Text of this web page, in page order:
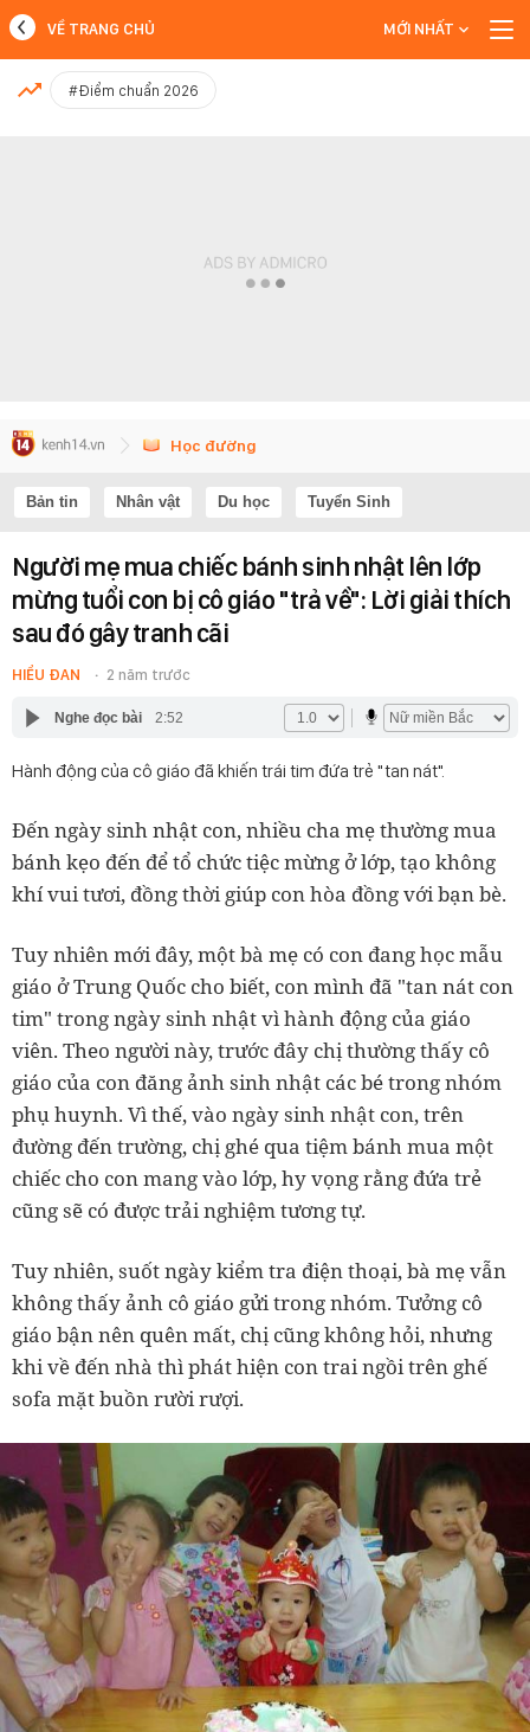
MỚI NHẤT
VỀ TRANG CHỦ MỚI NHẤT
#Điểm chuẩn 2026
Học đường
Bản tin Nhân vật Du học Tuyển Sinh
Người mẹ mua chiếc bánh sinh nhật lên lớp
mừng tuổi con bị cô giáo "trả về": Lời giải thích
sau đó gây tranh cãi
HIỂU ĐAN 2 năm trước
Nghe đọc bài 2:52
Hành động của cô giáo đã khiến trái tim đứa trẻ "tan nát".
Đến ngày sinh nhật con, nhiều cha mẹ thường mua
bánh kẹo đến để tổ chức tiệc mừng ở lớp, tạo không
khí vui tươi, đồng thời giúp con hòa đồng với bạn bè.
Tuy nhiên mới đây, một bà mẹ có con đang học mẫu
giáo ở Trung Quốc cho biết, con mình đã "tan nát con
tim" trong ngày sinh nhật vì hành động của giáo
viên. Theo người này, trước đây chị thường thấy cô
giáo của con đăng ảnh sinh nhật các bé trong nhóm
phụ huynh. Vì thế, vào ngày sinh nhật con, trên
đường đến trường, chị ghé qua tiệm bánh mua một
chiếc cho con mang vào lớp, hy vọng rằng đứa trẻ
cũng sẽ có được trải nghiệm tương tự.
Tuy nhiên, suốt ngày kiểm tra điện thoại, bà mẹ vẫn
không thấy ảnh cô giáo gửi trong nhóm. Tưởng cô
giáo bận nên quên mất, chị cũng không hỏi, nhưng
khi về đến nhà thì phát hiện con trai ngồi trên ghế
sofa mặt buồn rười rượi.